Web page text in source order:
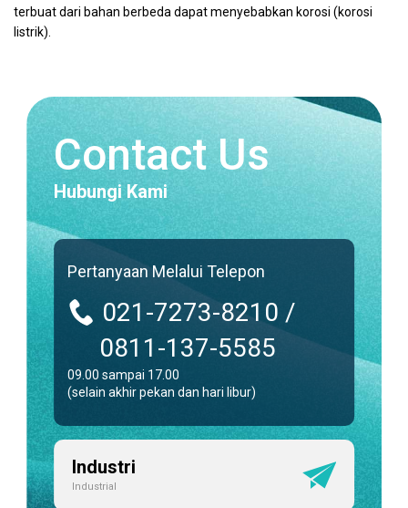
terbuat dari bahan berbeda dapat menyebabkan korosi (korosi
listrik).
Contact Us
Hubungi Kami
Pertanyaan Melalui Telepon
021-7273-8210 /
0811-137-5585
09.00 sampai 17.00
(selain akhir pekan dan hari libur)
Industri
Industrial